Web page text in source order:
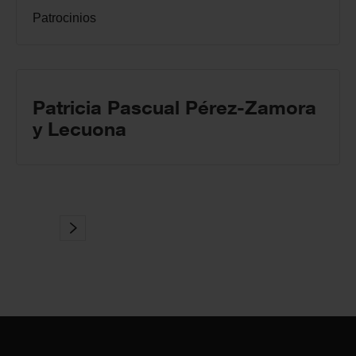
Patrocinios
Patricia Pascual Pérez-Zamora
y Lecuona